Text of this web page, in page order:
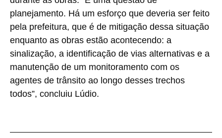
planejamento. Há um esforço que deveria ser feito
pela prefeitura, que é de mitigação dessa situação
enquanto as obras estão acontecendo: a
sinalização, a identificação de vias alternativas e a
manutenção de um monitoramento com os
agentes de trânsito ao longo desses trechos
todos”, concluiu Lúdio.